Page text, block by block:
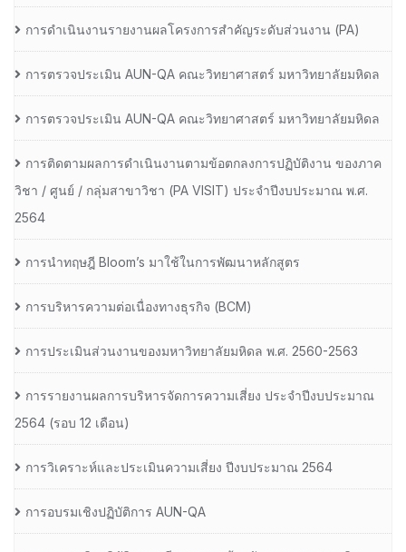
การดำเนินงานรายงานผลโครงการสำคัญระดับส่วนงาน (PA)
การตรวจประเมิน AUN-QA คณะวิทยาศาสตร์ มหาวิทยาลัยมหิดล
การตรวจประเมิน AUN-QA คณะวิทยาศาสตร์ มหาวิทยาลัยมหิดล
การติดตามผลการดำเนินงานตามข้อตกลงการปฏิบัติงาน ของภาค
วิชา / ศูนย์ / กลุ่มสาขาวิชา (PA VISIT) ประจำปีงบประมาณ พ.ศ.​
2564
การนำทฤษฎี Bloom’s มาใช้ในการพัฒนาหลักสูตร
การบริหารความต่อเนื่องทางธุรกิจ (BCM)
การประเมินส่วนงานของมหาวิทยาลัยมหิดล พ.ศ. 2560-2563
การรายงานผลการบริหารจัดการความเสี่ยง ประจำปีงบประมาณ
2564 (รอบ 12 เดือน)
การวิเคราะห์และประเมินความเสี่ยง ปีงบประมาณ 2564
การอบรมเชิงปฏิบัติการ AUN-QA